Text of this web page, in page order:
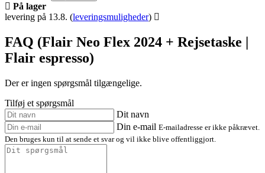
På lager
levering på 13.8. (leveringsmuligheder)
FAQ (Flair Neo Flex 2024 + Rejsetaske |
Flair espresso)
Der er ingen spørgsmål tilgængelige.
Tilføj et spørgsmål
Dit navn
Din e-mail E-mailadresse er ikke påkrævet.
Den bruges kun til at sende et svar og vil ikke blive offentliggjort.